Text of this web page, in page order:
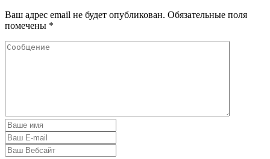
Ваш адрес email не будет опубликован. Обязательные поля
помечены *